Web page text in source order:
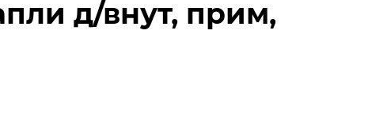
д/внут, прим,